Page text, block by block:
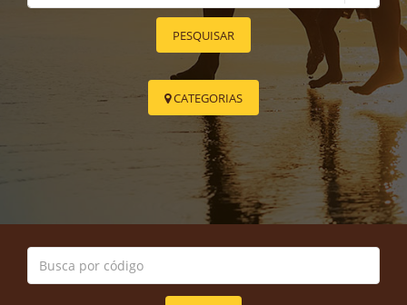
PESQUISAR
CATEGORIAS